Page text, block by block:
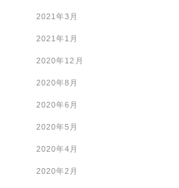
2021年3月
2021年1月
2020年12月
2020年8月
2020年6月
2020年5月
2020年4月
2020年2月